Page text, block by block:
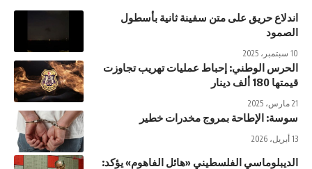
اندلاع حريق على متن سفينة ثانية بأسطول
الصمود
10 سبتمبر، 2025
الحرس الوطني: إحباط عمليات تهريب تجاوزت
قيمتها 180 ألف دينار
21 مارس، 2025
سوسة: الإطاحة بمروج مخدرات خطير
13 أبريل، 2026
الديبلوماسي الفلسطيني «هائل الفاهوم» يؤكد: